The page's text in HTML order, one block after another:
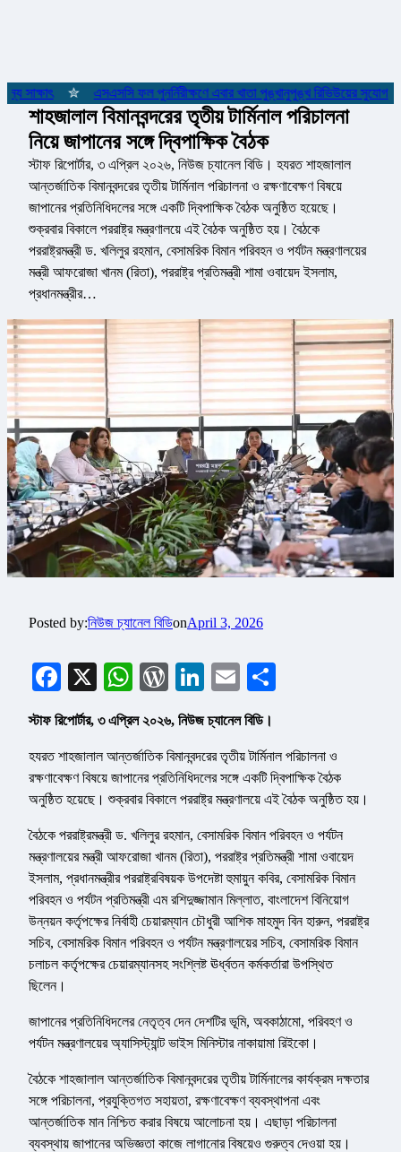
সাক্ষাৎ ✮ এসএসসি ফল পুনর্নিরীক্ষণে এবার খাতা পুঙ্খানুপুঙ্খ রিভিউয়ের সুযোগ
শাহজালাল বিমানবন্দরের তৃতীয় টার্মিনাল পরিচালনা
নিয়ে জাপানের সঙ্গে দ্বিপাক্ষিক বৈঠক
স্টাফ রিপোর্টার, ৩ এপ্রিল ২০২৬, নিউজ চ্যানেল বিডি। হযরত শাহজালাল
আন্তর্জাতিক বিমানবন্দরের তৃতীয় টার্মিনাল পরিচালনা ও রক্ষণাবেক্ষণ বিষয়ে
জাপানের প্রতিনিধিদলের সঙ্গে একটি দ্বিপাক্ষিক বৈঠক অনুষ্ঠিত হয়েছে।
শুক্রবার বিকালে পররাষ্ট্র মন্ত্রণালয়ে এই বৈঠক অনুষ্ঠিত হয়। বৈঠকে
পররাষ্ট্রমন্ত্রী ড. খলিলুর রহমান, বেসামরিক বিমান পরিবহন ও পর্যটন মন্ত্রণালয়ের
মন্ত্রী আফরোজা খানম (রিতা), পররাষ্ট্র প্রতিমন্ত্রী শামা ওবায়েদ ইসলাম,
প্রধানমন্ত্রীর…
Posted by:নিউজ চ্যানেল বিডিonApril 3, 2026
Facebook
X WhatsApp
WordPress
LinkedIn
Email
স্টাফ রিপোর্টার, ৩ এপ্রিল ২০২৬, নিউজ চ্যানেল বিডি।
হযরত শাহজালাল আন্তর্জাতিক বিমানবন্দরের তৃতীয় টার্মিনাল পরিচালনা ও
রক্ষণাবেক্ষণ বিষয়ে জাপানের প্রতিনিধিদলের সঙ্গে একটি দ্বিপাক্ষিক বৈঠক
অনুষ্ঠিত হয়েছে। শুক্রবার বিকালে পররাষ্ট্র মন্ত্রণালয়ে এই বৈঠক অনুষ্ঠিত হয়।
বৈঠকে পররাষ্ট্রমন্ত্রী ড. খলিলুর রহমান, বেসামরিক বিমান পরিবহন ও পর্যটন
মন্ত্রণালয়ের মন্ত্রী আফরোজা খানম (রিতা), পররাষ্ট্র প্রতিমন্ত্রী শামা ওবায়েদ
ইসলাম, প্রধানমন্ত্রীর পররাষ্ট্রবিষয়ক উপদেষ্টা হুমায়ুন কবির, বেসামরিক বিমান
পরিবহন ও পর্যটন প্রতিমন্ত্রী এম রশিদুজ্জামান মিল্লাত, বাংলাদেশ বিনিয়োগ
উন্নয়ন কর্তৃপক্ষের নির্বাহী চেয়ারম্যান চৌধুরী আশিক মাহমুদ বিন হারুন, পররাষ্ট্র
সচিব, বেসামরিক বিমান পরিবহন ও পর্যটন মন্ত্রণালয়ের সচিব, বেসামরিক বিমান
চলাচল কর্তৃপক্ষের চেয়ারম্যানসহ সংশ্লিষ্ট ঊর্ধ্বতন কর্মকর্তারা উপস্থিত
ছিলেন।
জাপানের প্রতিনিধিদলের নেতৃত্ব দেন দেশটির ভূমি, অবকাঠামো, পরিবহণ ও
পর্যটন মন্ত্রণালয়ের অ্যাসিস্ট্যান্ট ভাইস মিনিস্টার নাকায়ামা রিইকো।
বৈঠকে শাহজালাল আন্তর্জাতিক বিমানবন্দরের তৃতীয় টার্মিনালের কার্যক্রম দক্ষতার
সঙ্গে পরিচালনা, প্রযুক্তিগত সহায়তা, রক্ষণাবেক্ষণ ব্যবস্থাপনা এবং
আন্তর্জাতিক মান নিশ্চিত করার বিষয়ে আলোচনা হয়। এছাড়া পরিচালনা
ব্যবস্থায় জাপানের অভিজ্ঞতা কাজে লাগানোর বিষয়েও গুরুত্ব দেওয়া হয়।